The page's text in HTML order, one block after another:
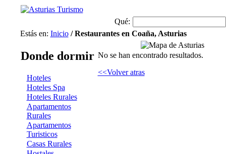
Qué:
Estás en: Inicio/ Restaurantes en Coaña, Asturias
Donde dormir
Hoteles
Hoteles Spa
Hoteles Rurales
Apartamentos
Rurales
Apartamentos
Turisticos
Casas Rurales
No se han encontrado resultados.
<<Volver atras